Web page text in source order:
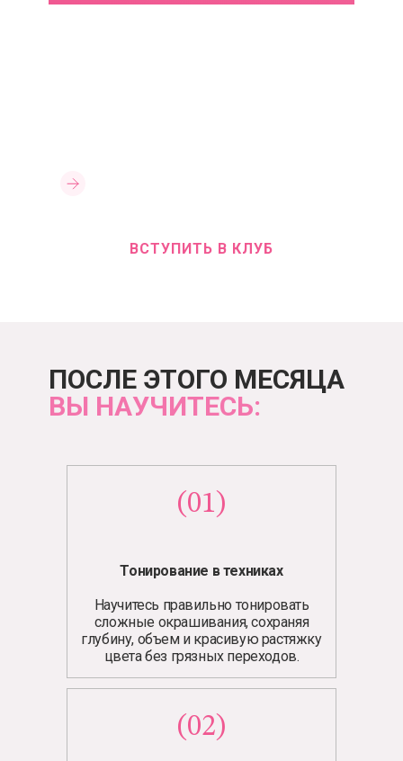
БОНУС:
ИЗ МЕЛИРОВАНИЯ В TOTAL
ВСТУПИТЬ В КЛУБ
ПОСЛЕ ЭТОГО МЕСЯЦА
ВЫ НАУЧИТЕСЬ:
(01)
(02)
Тонирование в техниках
Научитесь правильно тонировать
сложные окрашивания, сохраняя
глубину, объем и красивую растяжку
цвета без грязных переходов.